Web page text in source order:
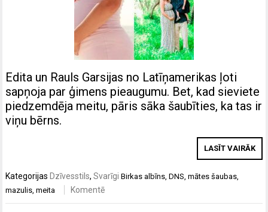
Edita un Rauls Garsijas no Latīņamerikas ļoti
sapņoja par ģimens pieaugumu. Bet, kad sieviete
piedzemdēja meitu, pāris sāka šaubīties, ka tas ir
viņu bērns.
LASĪT VAIRĀK
Kategorijas Dzīvesstils,Svarīgi Birkasalbīns,DNS,mātes šaubas,
mazulis,meita Komentē